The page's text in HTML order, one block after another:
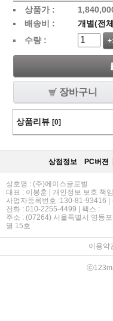
상품가 :
배송비 :
개별(전
수량 :
장바구니
상품리뷰 [0]
상점정보 PC버젼
상호명 : (주)에이스글로벌
대표 : 이봉훈 | 개인정보 보호 책
사업자등록번호 :130-81-93416
전화 : 010-2255-4499 | 팩스 :
주소 : (07264) 서울특별시 영등
열 15호
이용약